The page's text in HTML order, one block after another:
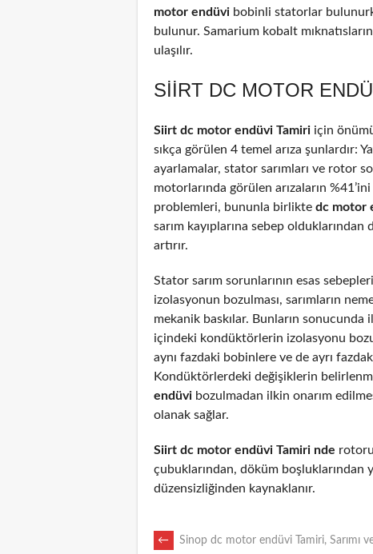
motor endüvi bobinli statorlar
bulunur. Samarium kobalt
ulaşılır.
SIIRT DC MOTOR
Siirt dc motor endüvi Tamiri için
sıkça görülen 4 temel arıza şunlardır:
ayarlamalar, stator sarımları ve rotor
motorlarında görülen arızaların
problemleri, bununla birlikte dc motor
sarım kayıplarına sebep
artırır.
Stator sarım sorunlarının esas
izolasyonun bozulması, sarımların
mekanik baskılar. Bunların sonucunda
içindeki kondüktörlerin izolasyonu
aynı fazdaki bobinlere ve de ayrı
Kondüktörlerdeki değişiklerin
endüvi bozulmadan ilkin onarım
olanak sağlar.
Siirt dc motor endüvi Tamiri nde rotoru
çubuklarından, döküm boşluklarından
düzensizliğinden kaynaklanır.
← Sinop dc motor endüvi Tamiri, Sarımı